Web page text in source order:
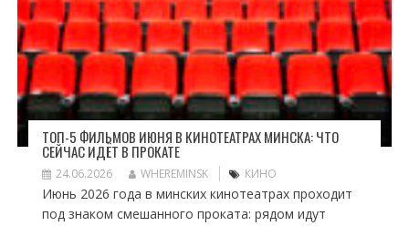
ТОП-5 ФИЛЬМОВ ИЮНЯ В КИНОТЕАТРАХ МИНСКА: ЧТО
СЕЙЧАС ИДЁТ В ПРОКАТЕ
24.06.2026 WHEREMINSK КИНО
Июнь 2026 года в минских кинотеатрах проходит
под знаком смешанного проката: рядом идут